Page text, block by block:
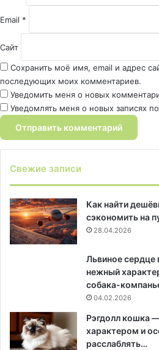
Email *
Сайт
Сохранить моё имя, email и адрес
последующих моих комментариев.
Уведомить меня о новых
Уведомлять меня о новых записях
Свежие записи
Как найти
сэкономить на
28.04.2026
Львиное
нежный
собака-
04.02.2026
Рэгдолл кошка
характером и
расслаблять…